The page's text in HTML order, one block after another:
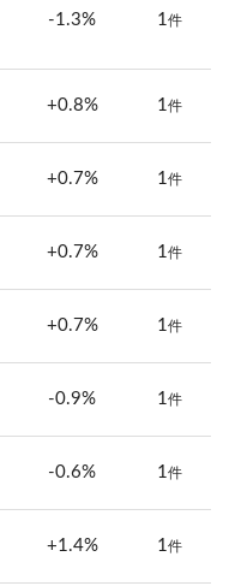
-1.3% 1件
+0.8% 1件
+0.7% 1件
+0.7% 1件
+0.7% 1件
-0.9% 1件
-0.6% 1件
+1.4% 1件